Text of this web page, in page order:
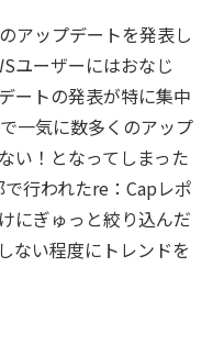
ップデートを発表し
ユーザーにはおなじ
ートの発表が特に集中
一気に数多くのアップ
い！となってしまった
行われたre：Capレポ
にぎゅっと絞り込んだ
ない程度にトレンドを